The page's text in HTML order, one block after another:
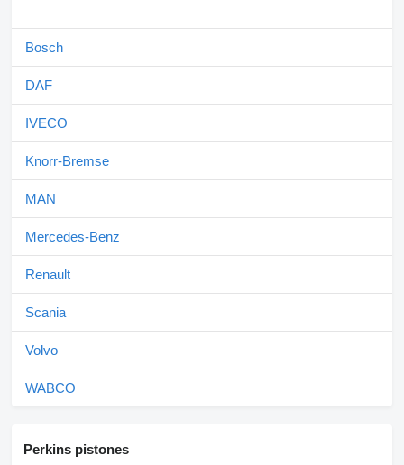
Bosch
DAF
IVECO
Knorr-Bremse
MAN
Mercedes-Benz
Renault
Scania
Volvo
WABCO
Perkins pistones